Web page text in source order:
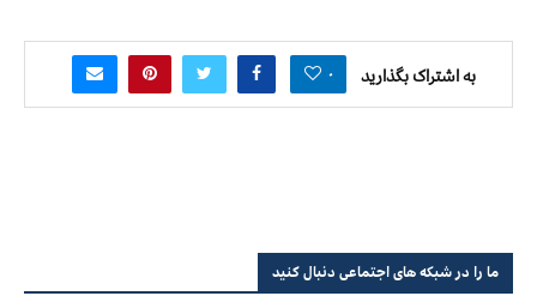
به اشتراک بگذارید ۰
ما را در شبکه های اجتماعی دنبال کنید